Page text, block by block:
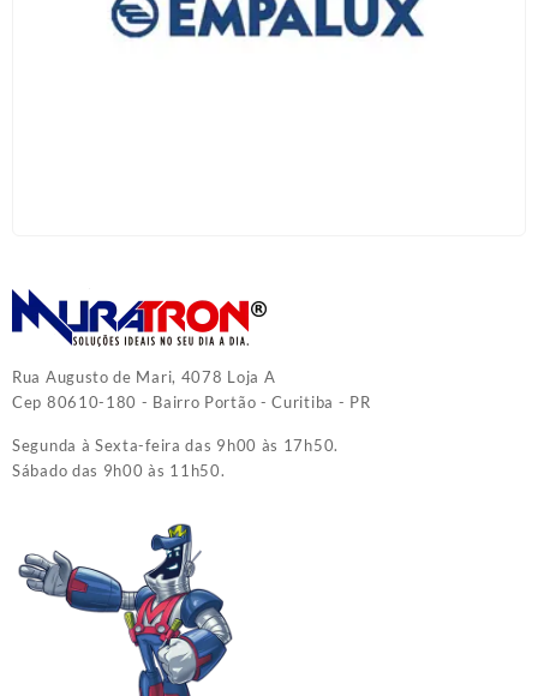
Rua Augusto de Mari, 4078 Loja A
Cep 80610-180 - Bairro Portão - Curitiba - PR
Segunda à Sexta-feira das 9h00 às 17h50.
Sábado das 9h00 às 11h50.